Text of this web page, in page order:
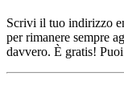
Scrivi il tuo indirizzo
per rimanere sempre
davvero. È gratis!